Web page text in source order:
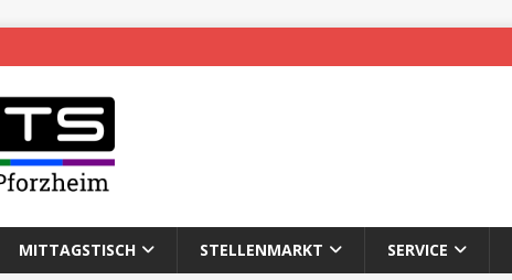
MITTAGSTISCH STELLENMARKT SERVICE